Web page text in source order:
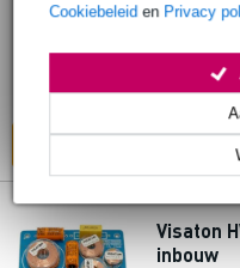
Cookiebeleid en Privacy
Bestel
werkdagen
In
Visaton
inbouw